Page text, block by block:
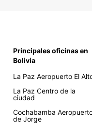
Principales oficinas en
Bolivia
La Paz Aeropuerto El
La Paz Centro de la
ciudad
Cochabamba
de Jorge